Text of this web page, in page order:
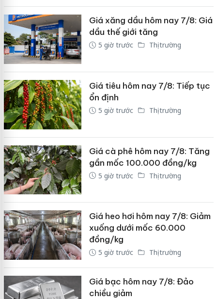
Giá xăng dầu hôm nay 7/8: Giá
dầu thế giới tăng
5 giờ trước Thị trường
Giá tiêu hôm nay 7/8: Tiếp tục
ổn định
5 giờ trước Thị trường
Giá cà phê hôm nay 7/8: Tăng
gần mốc 100.000 đồng/kg
5 giờ trước Thị trường
Giá heo hơi hôm nay 7/8: Giảm
xuống dưới mốc 60.000
đồng/kg
5 giờ trước Thị trường
Giá bạc hôm nay 7/8: Đảo
chiều giảm